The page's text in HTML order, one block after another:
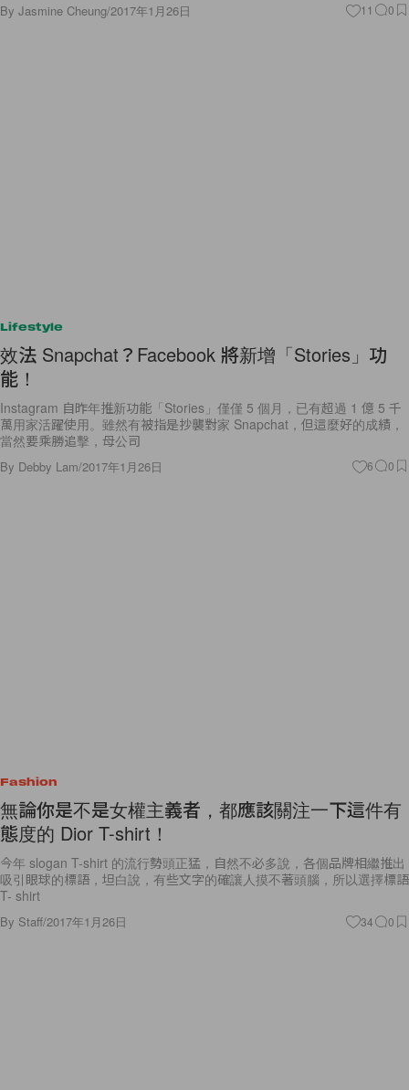
By Jasmine Cheung/2017年1月26日 11 0
Lifestyle
效法 Snapchat？Facebook 將新增「Stories」功
能！
Instagram 自昨年推新功能「Stories」僅僅 5 個月，已有超過 1 億 5 千
萬用家活躍使用。雖然有被指是抄襲對家 Snapchat，但這麼好的成績，
當然要乘勝追擊，母公司
By Debby Lam/2017年1月26日 6 0
Fashion
無論你是不是女權主義者，都應該關注一下這件有
態度的 Dior T-shirt！
今年 slogan T-shirt 的流行勢頭正猛，自然不必多說，各個品牌相繼推出
吸引眼球的標語，坦白說，有些文字的確讓人摸不著頭腦，所以選擇標語
T- shirt
By Staff/2017年1月26日 34 0